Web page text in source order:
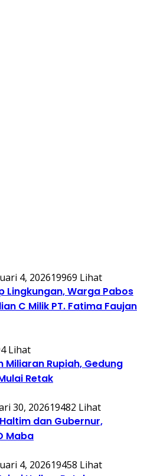
4, 202619969 Lihat
Lingkungan, Warga Pabos
C Milik PT. Fatima Faujan
Lihat
Miliaran Rupiah, Gedung
Retak
30, 202619482 Lihat
dan Gubernur,
Maba
4, 202619458 Lihat